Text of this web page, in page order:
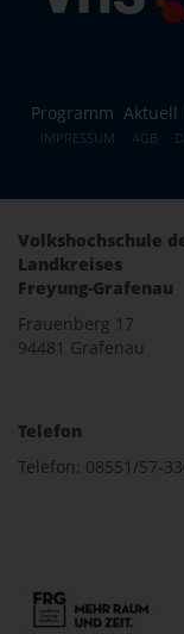
Programm Aktuell
IMPRESSUM AGB
Volkshochschule
Landkreises
Freyung-Grafenau
Frauenberg 17
94481 Grafenau
Telefon
Telefon: 08551/57-